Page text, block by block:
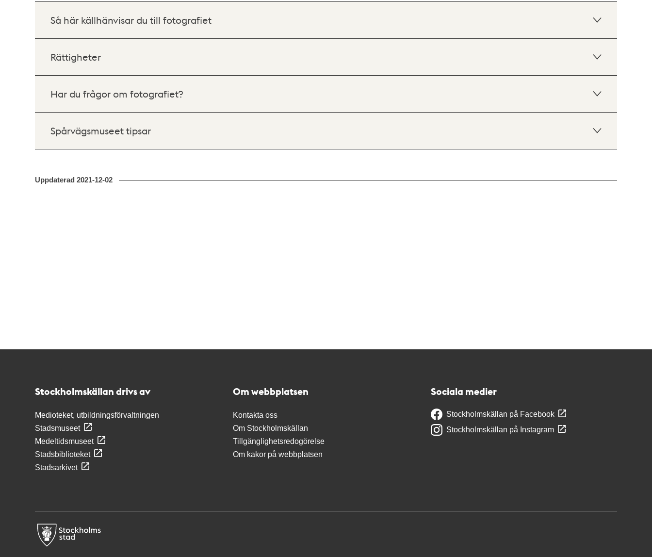
Så här källhänvisar du till fotografiet
Rättigheter
Har du frågor om fotografiet?
Spårvägsmuseet tipsar
Uppdaterad 2021-12-02
Stockholmskällan drivs av
Medioteket, utbildningsförvaltningen
Stadsmuseet
Medeltidsmuseet
Stadsbiblioteket
Stadsarkivet
Om webbplatsen
Kontakta oss
Om Stockholmskällan
Tillgänglighetsredogörelse
Om kakor på webbplatsen
Sociala medier
Stockholmskällan på Facebook
Stockholmskällan på Instagram